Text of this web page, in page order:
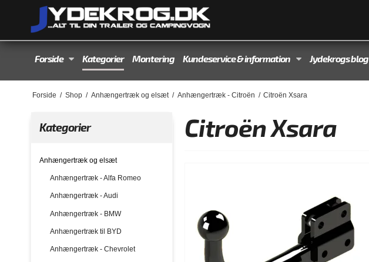
Forside Kategorier Montering Kundeservice & information Jydekrogs blog
Forside / Shop / Anhængertræk og elsæt / Anhængertræk - Citroën / Citroën Xsara
Kategorier
Anhængertræk og elsæt
Anhængertræk - Alfa Romeo
Anhængertræk - Audi
Anhængertræk - BMW
Anhængertræk til BYD
Anhængertræk - Chevrolet
Citroën Xsara